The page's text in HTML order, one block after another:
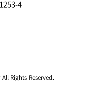
4
Rights Reserved.